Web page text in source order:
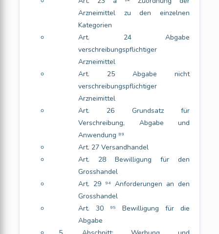
Arzneimittel zu den einzelnen
Kategorien
Art. 24 Abgabe
verschreibungspflichtiger
Arzneimittel
Art. 25 Abgabe nicht
verschreibungspflichtiger
Arzneimittel
Art. 26 Grundsatz für
Verschreibung, Abgabe und
Anwendung ⁸⁹
Art. 27 Versandhandel
Art. 28 Bewilligung für den
Grosshandel
Art. 29 ⁹⁴ Anforderungen an den
Grosshandel
Art. 30 ⁹⁵ Bewilligung für die
Abgabe